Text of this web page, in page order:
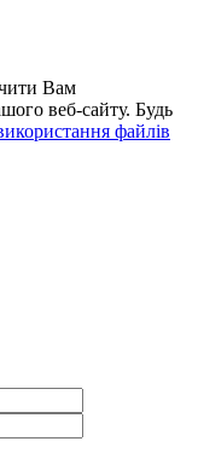
Вам
веб-сайту. Будь
файлів